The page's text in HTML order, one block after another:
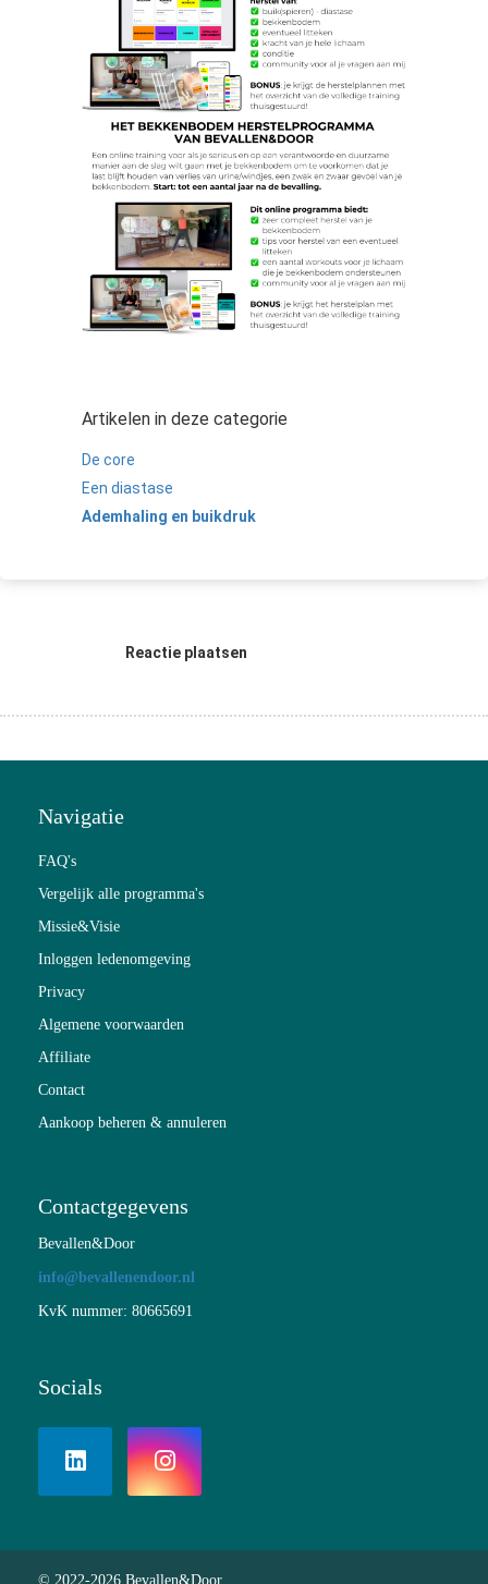
Artikelen in deze categorie
De core
Een diastase
Ademhaling en buikdruk
Reactie plaatsen
Navigatie
FAQ's
Vergelijk alle programma's
Missie&Visie
Inloggen ledenomgeving
Privacy
Algemene voorwaarden
Affiliate
Contact
Aankoop beheren & annuleren
Contactgegevens
Bevallen&Door
info@bevallenendoor.nl
KvK nummer: 80665691
Socials
© 2022-2026 Bevallen&Door